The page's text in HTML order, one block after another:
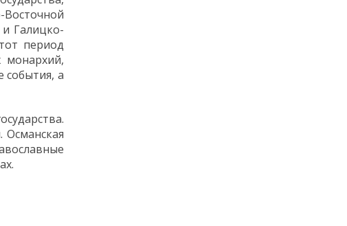
Галицко-
период
монархий,
события, а
Османская